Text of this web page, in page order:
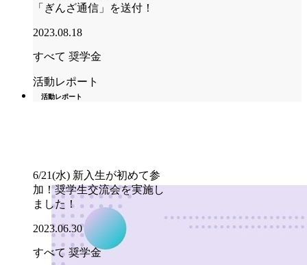
「ぎんざ通信」を送付！
2023.08.18
すべて 奨学金
活動レポート
活動レポート
6/21(水) 新入生が初めて参
加！奨学生交流会を実施し
ました！
2023.06.30
すべて 奨学金